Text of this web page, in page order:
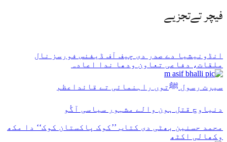
فیچر تےتجزیے
انڈونیشیا دے صدر دی چیف آف ڈیفنس فورسز نال
ملقات، دفاعی تعاون ودھا ندا اعادہ
سیرت رسول ﷺتوں راہنمائی تے قائداعظم
دنیاوچ قتل ہون والے مشہور سیاسی آگُو
محمد حسنین بھٹی دی کتاب ’’کوک پاکستان کوک‘‘ دا مکھ
وکھالی اکٹھ